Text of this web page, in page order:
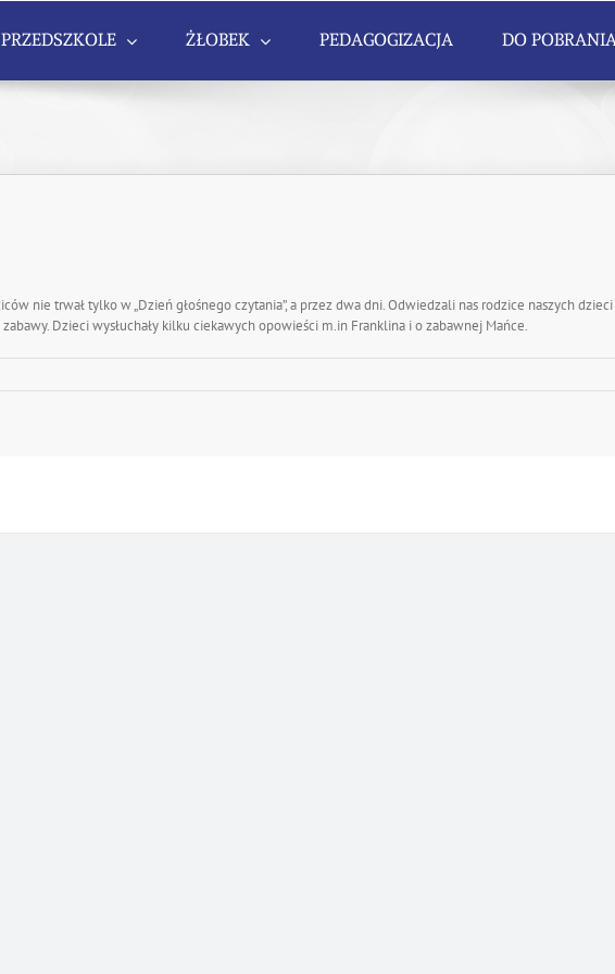
PRZEDSZKOLE ŻŁOBEK PEDAGOGIZACJA DO
nie trwał tylko w „Dzień głośnego czytania”, a przez dwa dni. Odwiedzali nas rodzice naszych
Dzieci wysłuchały kilku ciekawych opowieści m.in Franklina i o zabawnej Mańce.